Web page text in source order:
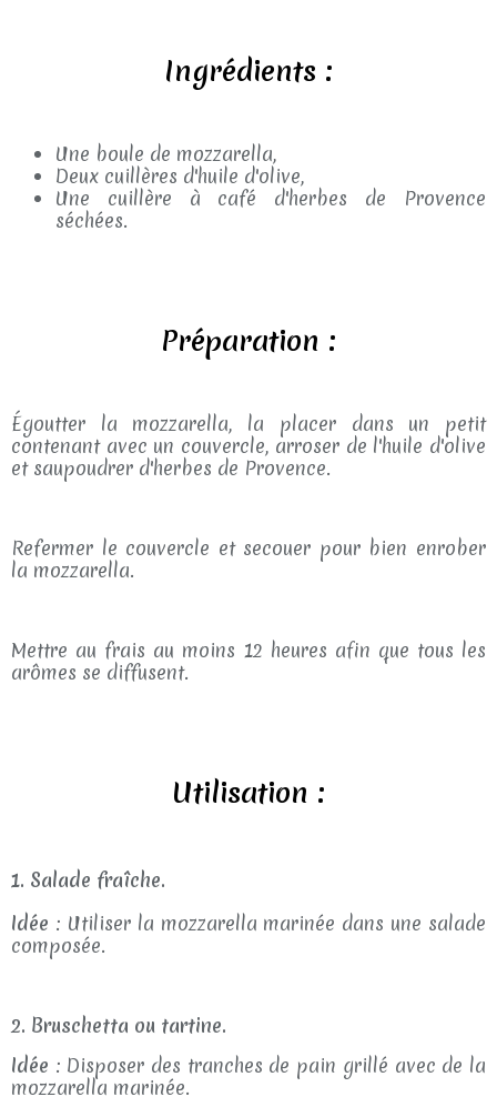
Ingrédients :
Une boule de mozzarella,
Deux cuillères d'huile d'olive,
Une cuillère à café d'herbes de Provence
séchées.
Préparation :
Égoutter la mozzarella, la placer dans un petit
contenant avec un couvercle, arroser de l'huile d'olive
et saupoudrer d'herbes de Provence.
Refermer le couvercle et secouer pour bien enrober
la mozzarella.
Mettre au frais au moins 12 heures afin que tous les
arômes se diffusent.
Utilisation :
1. Salade fraîche.
Idée : Utiliser la mozzarella marinée dans une salade
composée.
2. Bruschetta ou tartine.
Idée : Disposer des tranches de pain grillé avec de la
mozzarella marinée.